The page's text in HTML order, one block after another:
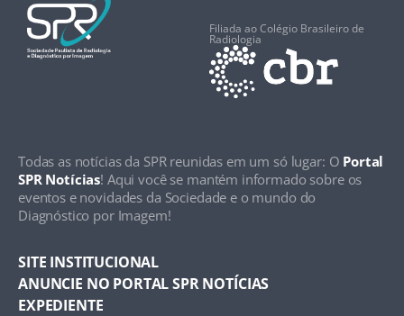
Filiada ao Colégio Brasileiro de
Radiologia
Todas as notícias da SPR reunidas em um só lugar: O Portal
SPR Notícias! Aqui você se mantém informado sobre os
eventos e novidades da Sociedade e o mundo do
Diagnóstico por Imagem!
SITE INSTITUCIONAL
ANUNCIE NO PORTAL SPR NOTÍCIAS
EXPEDIENTE